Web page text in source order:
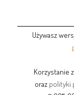
Używasz
Korzystanie
oraz polityki